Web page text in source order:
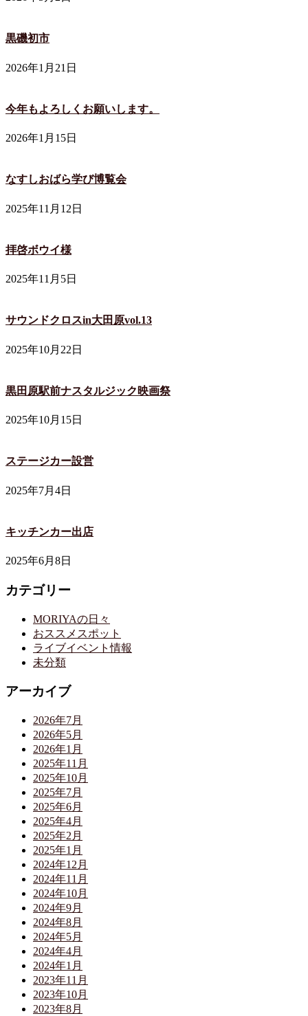
黒磯初市
2026年1月21日
今年もよろしくお願いします。
2026年1月15日
なすしおばら学び博覧会
2025年11月12日
拝啓ボウイ様
2025年11月5日
サウンドクロスin大田原vol.13
2025年10月22日
黒田原駅前ナスタルジック映画祭
2025年10月15日
ステージカー設営
2025年7月4日
キッチンカー出店
2025年6月8日
カテゴリー
MORIYAの日々
おススメスポット
ライブイベント情報
未分類
アーカイブ
2026年7月
2026年5月
2026年1月
2025年11月
2025年10月
2025年7月
2025年6月
2025年4月
2025年2月
2025年1月
2024年12月
2024年11月
2024年10月
2024年9月
2024年8月
2024年5月
2024年4月
2024年1月
2023年11月
2023年10月
2023年8月